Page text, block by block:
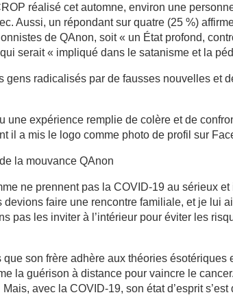
réalisé cet automne, environ une
Aussi, un répondant sur quatre (25 %)
de QAnon, soit « un État profond,
serait « impliqué dans le satanisme et la
gens radicalisés par de fausses nouvelles et
une expérience remplie de colère et de
il a mis le logo comme photo de profil sur
la mouvance QAnon
ne prennent pas la COVID-19 au sérieux
faire une rencontre familiale, et je lui
pas les inviter à l’intérieur pour éviter les
son frère adhère aux théories
la guérison à distance pour vaincre le
avec la COVID-19, son état d’esprit